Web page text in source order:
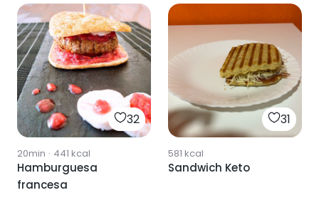
32
20min · 441 kcal
Hamburguesa
francesa
31
581 kcal
Sandwich Keto